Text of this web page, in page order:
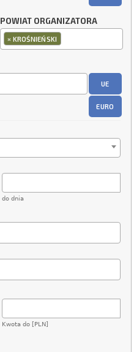
POWIAT ORGANIZATORA
× KROŚNIEŃSKI
UE
EURO
do dnia
Kwota do [PLN]